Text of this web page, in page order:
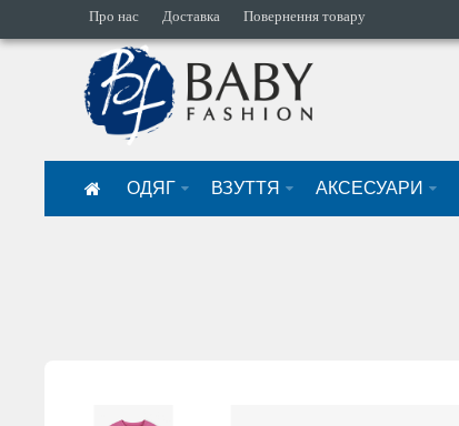
Про нас Доставка Повернення товару
ОДЯГ ВЗУТТЯ АКСЕСУАРИ